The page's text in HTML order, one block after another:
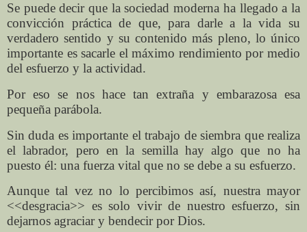
Se puede decir que la sociedad moderna ha llegado a la
convicción práctica de que, para darle a la vida su
verdadero sentido y su contenido más pleno, lo único
importante es sacarle el máximo rendimiento por medio
del esfuerzo y la actividad.
Por eso se nos hace tan extraña y embarazosa esa
pequeña parábola.
Sin duda es importante el trabajo de siembra que realiza
el labrador, pero en la semilla hay algo que no ha
puesto él: una fuerza vital que no se debe a su esfuerzo.
Aunque tal vez no lo percibimos así, nuestra mayor
<<desgracia>> es solo vivir de nuestro esfuerzo, sin
dejarnos agraciar y bendecir por Dios.